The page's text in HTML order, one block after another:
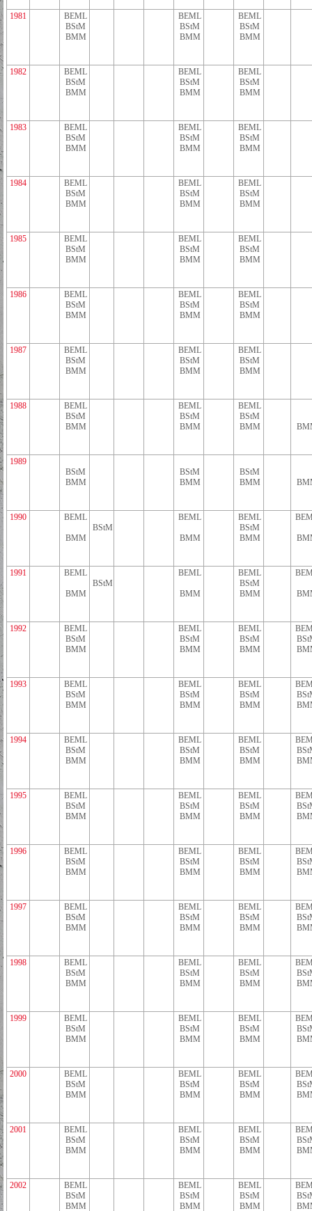
1981
BEML
BStM
BMM
BEML
BStM
BMM
BEML
BStM
BMM
1982
BEML
BStM
BMM
BEML
BStM
BMM
BEML
BStM
BMM
1983
BEML
BStM
BMM
BEML
BStM
BMM
BEML
BStM
BMM
1984
BEML
BStM
BMM
BEML
BStM
BMM
BEML
BStM
BMM
1985
BEML
BStM
BMM
BEML
BStM
BMM
BEML
BStM
BMM
1986
BEML
BStM
BMM
BEML
BStM
BMM
BEML
BStM
BMM
1987
BEML
BStM
BMM
BEML
BStM
BMM
BEML
BStM
BMM
1988
BEML
BStM
BMM
BEML
BStM
BMM
BEML
BStM
BMM
1989
BStM
BMM
BStM
BMM
BStM
BMM
1990 BEML
BMM
BStM
BEML
BMM
BEML
BStM
BMM
1991 BEML
BMM
BStM
BEML
BMM
BEML
BStM
BMM
1992
BEML
BStM
BMM
BEML
BStM
BMM
BEML
BStM
BMM
1993
BEML
BStM
BMM
BEML
BStM
BMM
BEML
BStM
BMM
1994
BEML
BStM
BMM
BEML
BStM
BMM
BEML
BStM
BMM
1995
BEML
BStM
BMM
BEML
BStM
BMM
BEML
BStM
BMM
1996
BEML
BStM
BMM
BEML
BStM
BMM
BEML
BStM
BMM
1997
BEML
BStM
BMM
BEML
BStM
BMM
BEML
BStM
BMM
1998
BEML
BStM
BMM
BEML
BStM
BMM
BEML
BStM
BMM
1999
BEML
BStM
BMM
BEML
BStM
BMM
BEML
BStM
BMM
2000
BEML
BStM
BMM
BEML
BStM
BMM
BEML
BStM
BMM
2001
BEML
BStM
BMM
BEML
BStM
BMM
BEML
BStM
BMM
2002
BEML
BStM
BMM
BEML
BStM
BMM
BEML
BStM
BMM